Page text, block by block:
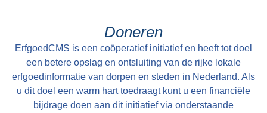
vrijwilligers: aantal_gebruikersDigitale foto's:
aantal_fotosDigitale video's: aantal_filmsDigitale
documenten: aantal_pdfdocumentenDigitale
audio bestanden: aantal_audiosWebsite:
instelling_websiteinstelling_domein
easternijtsjerk.argyf
Doneren
ErfgoedCMS is een coöperatief initiatief en heeft tot doel
een betere opslag en ontsluiting van de rijke lokale
erfgoedinformatie van dorpen en steden in Nederland. Als
u dit doel een warm hart toedraagt kunt u een financiële
bijdrage doen aan dit initiatief via onderstaande